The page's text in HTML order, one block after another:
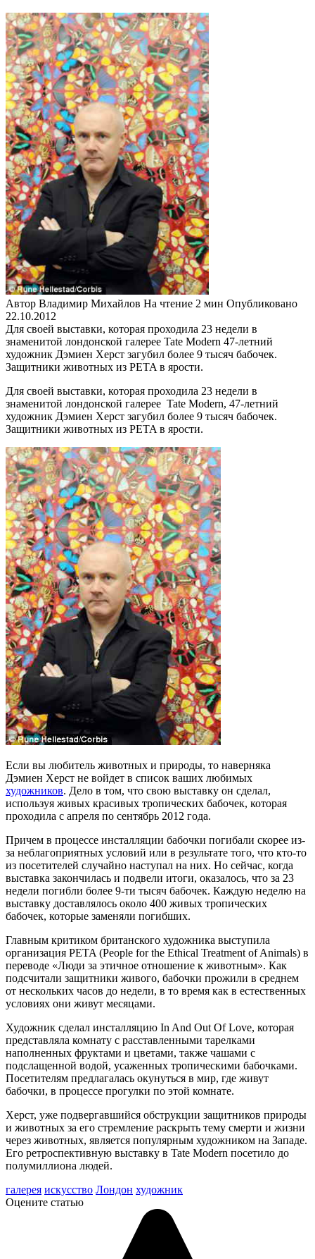
Автор Владимир Михайлов На чтение 2 мин Опубликовано
22.10.2012
Для своей выставки, которая проходила 23 недели в
знаменитой лондонской галерее Tate Modern 47-летний
художник Дэмиен Херст загубил более 9 тысяч бабочек.
Защитники животных из PETA в ярости.
Для своей выставки, которая проходила 23 недели в
знаменитой лондонской галерее Tate Modern, 47-летний
художник Дэмиен Херст загубил более 9 тысяч бабочек.
Защитники животных из PETA в ярости.
Если вы любитель животных и природы, то наверняка
Дэмиен Херст не войдет в список ваших любимых
художников. Дело в том, что свою выставку он сделал,
используя живых красивых тропических бабочек, которая
проходила с апреля по сентябрь 2012 года.
Причем в процессе инсталляции бабочки погибали скорее из-
за неблагоприятных условий или в результате того, что кто-то
из посетителей случайно наступал на них. Но сейчас, когда
выставка закончилась и подвели итоги, оказалось, что за 23
недели погибли более 9-ти тысяч бабочек. Каждую неделю на
выставку доставлялось около 400 живых тропических
бабочек, которые заменяли погибших.
Главным критиком британского художника выступила
организация PETA (People for the Ethical Treatment of Animals) в
переводе «Люди за этичное отношение к животным». Как
подсчитали защитники живого, бабочки прожили в среднем
от нескольких часов до недели, в то время как в естественных
условиях они живут месяцами.
Художник сделал инсталляцию In And Out Of Love, которая
представляла комнату с расставленными тарелками
наполненных фруктами и цветами, также чашами с
подслащенной водой, усаженных тропическими бабочками.
Посетителям предлагалась окунуться в мир, где живут
бабочки, в процессе прогулки по этой комнате.
Херст, уже подвергавшийся обструкции защитников природы
и животных за его стремление раскрыть тему смерти и жизни
через животных, является популярным художником на Западе.
Его ретроспективную выставку в Tate Modern посетило до
полумиллиона людей.
галерея искусство Лондон художник
Оцените статью